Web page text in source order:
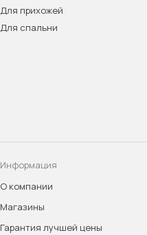
Для прихожей
Для спальни
Информация
О компании
Магазины
Гарантия лучшей цены